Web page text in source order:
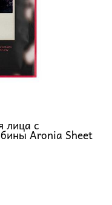
лица с
Aronia Sheet